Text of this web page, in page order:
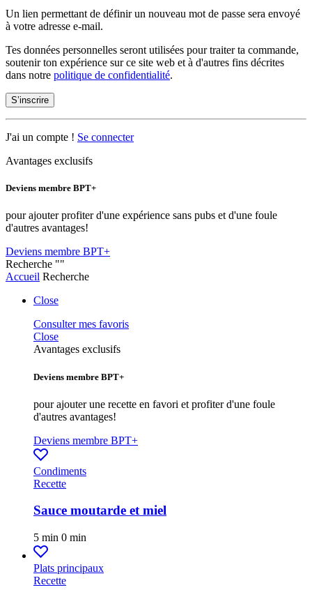
Un lien permettant de définir un nouveau mot de passe sera envoyé
à votre adresse e-mail.
Tes données personnelles seront utilisées pour traiter ta commande,
soutenir ton expérience sur ce site web et à d'autres fins décrites
dans notre politique de confidentialité.
S’inscrire
J'ai un compte ! Se connecter
Avantages exclusifs
Deviens membre BPT+
pour ajouter profiter d'une expérience sans pubs et d'une foule
d'autres avantages!
Deviens membre BPT+
Recherche ""
Accueil Recherche
Close
Consulter mes favoris
Close
Avantages exclusifs
Deviens membre BPT+
pour ajouter une recette en favori et profiter d'une foule
d'autres avantages!
Deviens membre BPT+
Condiments
Recette
Sauce moutarde et miel
5 min 0 min
Plats principaux
Recette